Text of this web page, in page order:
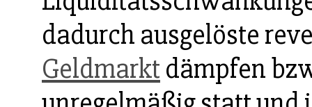
dadurch ausgelöste
Geldmarkt dämpfen